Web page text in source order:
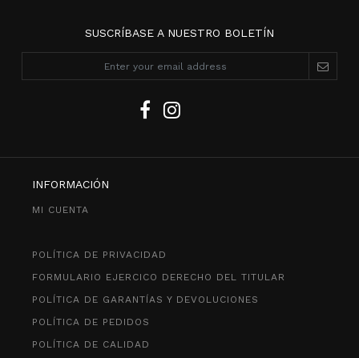
SUSCRÍBASE A NUESTRO BOLETÍN
INFORMACIÓN
MI CUENTA
POLÍTICA DE PRIVACIDAD
FORMULARIO EJERCICO DERECHO DEL TITULAR
POLÍTICA DE GARANTÍAS Y DEVOLUCIONES
POLÍTICA DE PEDIDOS
POLÍTICA DE CALIDAD